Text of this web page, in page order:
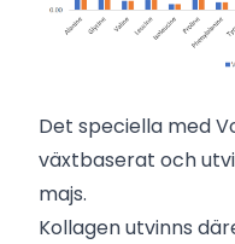
Det speciella med
växtbaserat och
majs.
Kollagen utvinns